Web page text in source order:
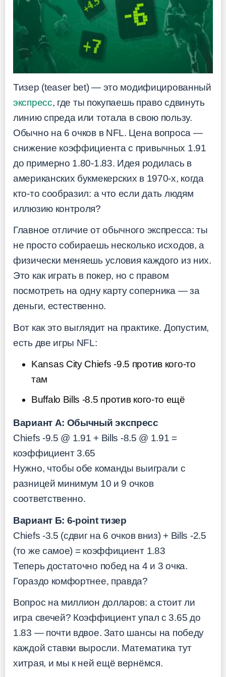
Тизер (teaser bet) — это модифицированный
экспресс, где ты покупаешь право сдвинуть
линию спреда или тотала в свою пользу.
Обычно на 6 очков в NFL. Цена вопроса —
снижение коэффициента с привычных 1.91
до примерно 1.80-1.83. Идея родилась в
американских букмекерских в 1970-х, когда
кто-то сообразил: а что если дать людям
иллюзию контроля?
Главное отличие от обычного экспресса: ты
не просто собираешь несколько исходов, а
физически меняешь условия каждого из них.
Это как играть в покер, но с правом
посмотреть на одну карту соперника — за
деньги, естественно.
Вот как это выглядит на практике. Допустим,
есть две игры NFL:
Kansas City Chiefs -9.5 против кого-то
там
Buffalo Bills -8.5 против кого-то ещё
Вариант А: Обычный экспресс
Chiefs -9.5 @ 1.91 + Bills -8.5 @ 1.91 =
коэффициент 3.65
Нужно, чтобы обе команды выиграли с
разницей минимум 10 и 9 очков
соответственно.
Вариант Б: 6-point тизер
Chiefs -3.5 (сдвиг на 6 очков вниз) + Bills -2.5
(то же самое) = коэффициент 1.83
Теперь достаточно побед на 4 и 3 очка.
Гораздо комфортнее, правда?
Вопрос на миллион долларов: а стоит ли
игра свечей? Коэффициент упал с 3.65 до
1.83 — почти вдвое. Зато шансы на победу
каждой ставки выросли. Математика тут
хитрая, и мы к ней ещё вернёмся.